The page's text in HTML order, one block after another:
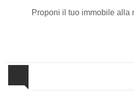
Proponi il tuo immobile alla